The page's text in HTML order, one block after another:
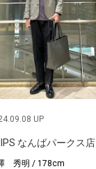
UP
なんばパークス店
秀明 / 178cm